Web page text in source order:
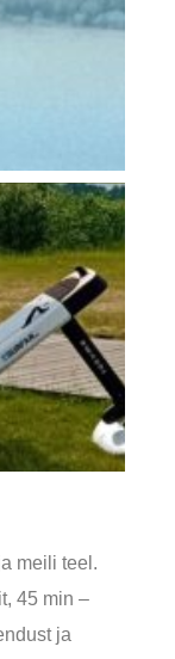
meili teel.
45 min –
ja